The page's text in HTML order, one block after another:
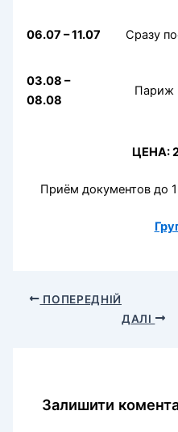
06.07 – 11.07 Сразу
03.08 –
08.08
Париж
ЦЕНА:
Приём документов до
ПОПЕРЕДНІЙ
ДАЛІ
Залишити